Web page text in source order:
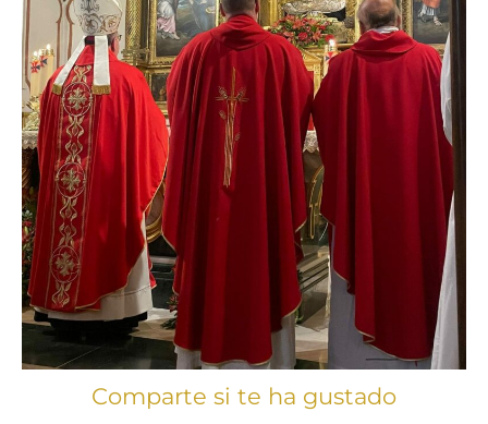
Comparte si te ha gustado